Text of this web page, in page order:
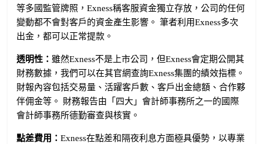
等多國監管牌照，Exness稱客服資金獨立存放，公司的任何
變動都不會對客戶的資金產生影響。 筆者利用Exness多次
出金，都可以正常提款。
透明性： 雖然Exness不是上市公司，但Exness會定期公開其
財務數據，我們可以在其官網查詢Exness集團的績效指標。
財報內容包括交易量、活躍客戶數、客戶出金總額、合作夥
伴佣金等。 財務報告由「四大」會計師事務所之一的國際
會計師事務所德勤審查與核實。
點差費用：Exness在點差和隔夜利息方面極具優勢，以專業